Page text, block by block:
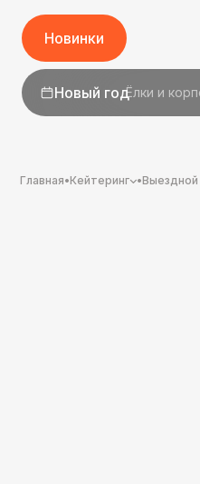
Новинки
1 сентябряДень
Главная•Кейтеринг •Выездной